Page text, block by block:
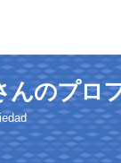
んのプロ